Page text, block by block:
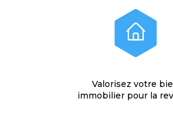
Valorisez votre
immobilier pour la